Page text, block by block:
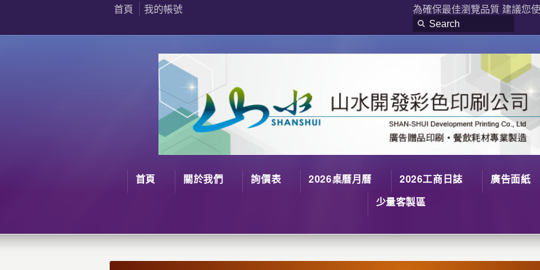
首頁 我的帳號 為確保最佳瀏覽品質 建議您
首頁 關於我們 詢價表 2026桌曆月曆 2026工商日誌
廣告面紙
少量客製區